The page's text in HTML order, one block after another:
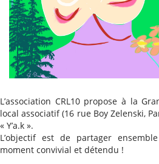
L’association CRL10 propose à la
local associatif (16 rue Boy Zelenski,
« Y’a.k ».
L’objectif est de partager
moment convivial et détendu !